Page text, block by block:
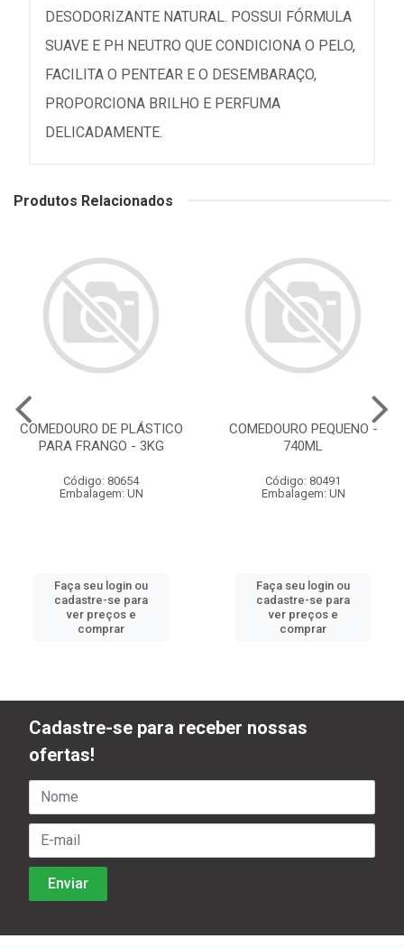
DESODORIZANTE NATURAL. POSSUI FÓRMULA
SUAVE E PH NEUTRO QUE CONDICIONA O PELO,
FACILITA O PENTEAR E O DESEMBARAÇO,
PROPORCIONA BRILHO E PERFUMA
DELICADAMENTE.
Produtos Relacionados
COMEDOURO DE PLÁSTICO
PARA FRANGO - 3KG
Código: 80654
Embalagem: UN
Faça seu login ou
cadastre-se para
ver preços e
comprar
COMEDOURO PEQUENO -
740ML
Código: 80491
Embalagem: UN
Faça seu login ou
cadastre-se para
ver preços e
comprar
Cadastre-se para receber nossas
ofertas!